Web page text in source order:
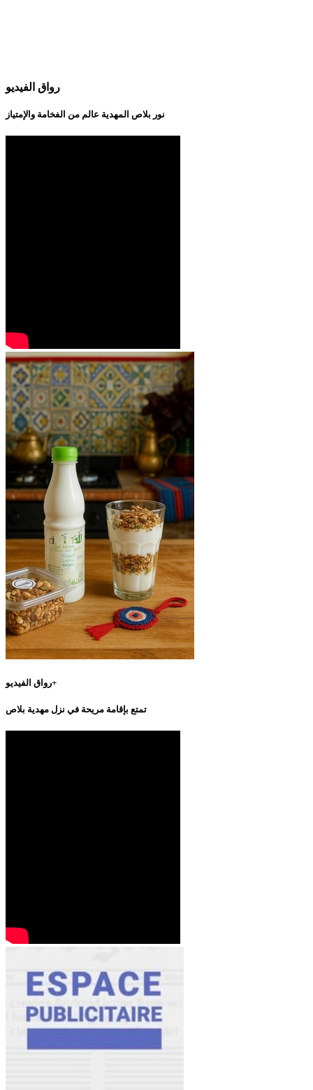
رواق الفيديو
نور بلاص المهدية عالم من الفخامة والإمتياز
رواق الفيديو+
تمتع بإقامة مريحة في نزل مهدية بلاص